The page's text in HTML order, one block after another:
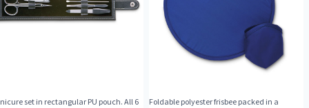
set in rectangular PU pouch. All 6
Foldable polyester frisbee packed in a